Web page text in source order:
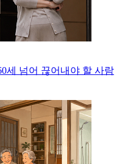
세 넘어 끊어내야 할 사람